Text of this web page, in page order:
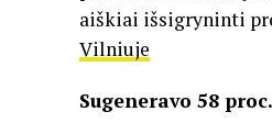
aiškiai išsigryninti
Vilniuje
Sugeneravo 58